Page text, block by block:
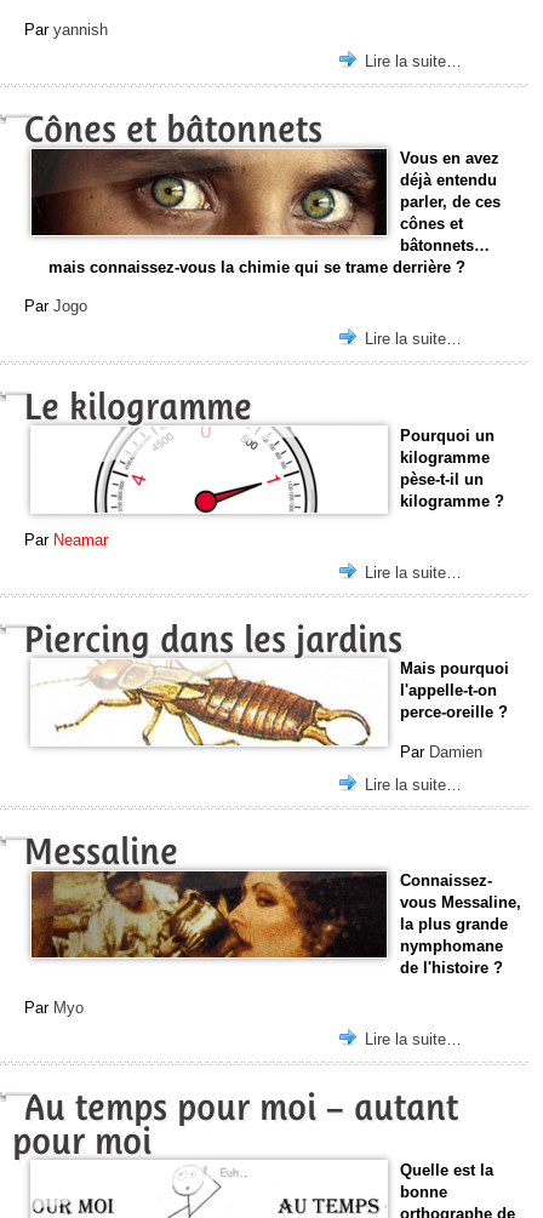
Par yannish
Lire la suite…
Cônes et bâtonnets
Vous en avez
déjà entendu
parler, de ces
cônes et
bâtonnets…
mais connaissez-vous la chimie qui se trame derrière ?
Par Jogo
Lire la suite…
Le kilogramme
Pourquoi un
kilogramme
pèse-t-il un
kilogramme ?
Par Neamar
Lire la suite…
Piercing dans les jardins
Mais pourquoi
l'appelle-t-on
perce-oreille ?
Par Damien
Lire la suite…
Messaline
Connaissez-
vous Messaline,
la plus grande
nymphomane
de l'histoire ?
Par Myo
Lire la suite…
Au temps pour moi – autant
pour moi
Quelle est la
bonne
orthographe de